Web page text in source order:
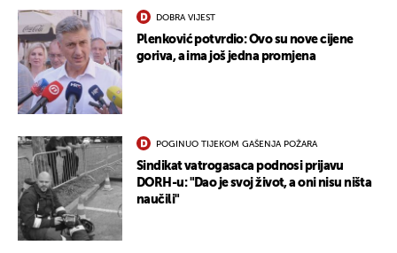
DOBRA VIJEST
Plenković potvrdio: Ovo su nove cijene
goriva, a ima još jedna promjena
POGINUO TIJEKOM GAŠENJA POŽARA
Sindikat vatrogasaca podnosi prijavu
DORH-u: "Dao je svoj život, a oni nisu ništa
naučili"